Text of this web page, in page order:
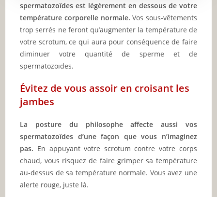
spermatozoïdes est légèrement en dessous de votre
température corporelle normale. Vos sous-vêtements
trop serrés ne feront qu’augmenter la température de
votre scrotum, ce qui aura pour conséquence de faire
diminuer votre quantité de sperme et de
spermatozoïdes.
Évitez de vous assoir en croisant les
jambes
La posture du philosophe affecte aussi vos
spermatozoïdes d’une façon que vous n’imaginez
pas. En appuyant votre scrotum contre votre corps
chaud, vous risquez de faire grimper sa température
au-dessus de sa température normale. Vous avez une
alerte rouge, juste là.